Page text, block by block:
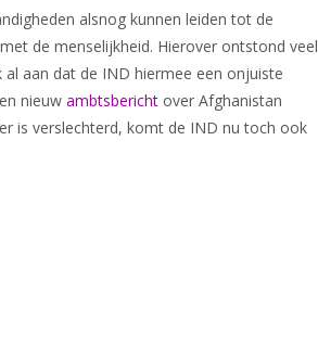
alsnog kunnen leiden tot de
de menselijkheid. Hierover ontstond veel
al aan dat de IND hiermee een onjuiste
nieuw ambtsberichtover Afghanistan
is verslechterd, komt de IND nu toch ook